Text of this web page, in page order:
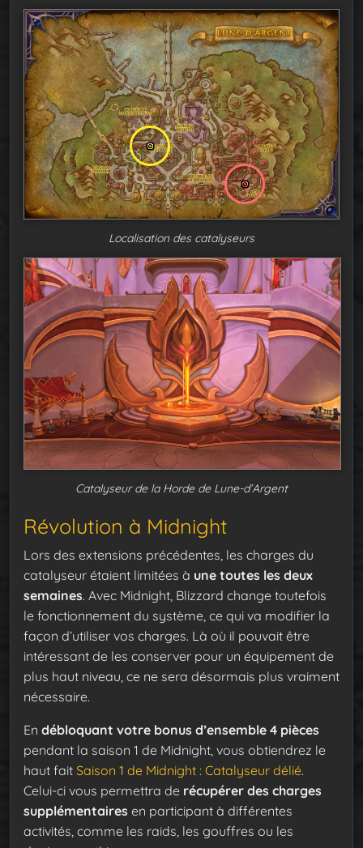
Localisation des catalyseurs
Catalyseur de la Horde de Lune-d’Argent
Révolution à Midnight
Lors des extensions précédentes, les charges du
catalyseur étaient limitées à une toutes les deux
semaines. Avec Midnight, Blizzard change toutefois
le fonctionnement du système, ce qui va modifier la
façon d’utiliser vos charges. Là où il pouvait être
intéressant de les conserver pour un équipement de
plus haut niveau, ce ne sera désormais plus vraiment
nécessaire.
En débloquant votre bonus d’ensemble 4 pièces
pendant la saison 1 de Midnight, vous obtiendrez le
haut fait Saison 1 de Midnight : Catalyseur délié.
Celui-ci vous permettra de récupérer des charges
supplémentaires en participant à différentes
activités, comme les raids, les gouffres ou les